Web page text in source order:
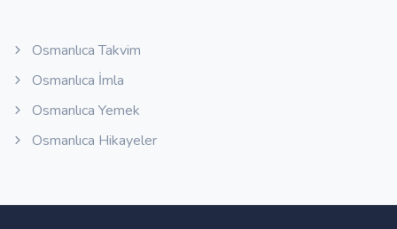
Osmanlıca Takvim
Osmanlıca İmla
Osmanlıca Yemek
Osmanlıca Hikayeler